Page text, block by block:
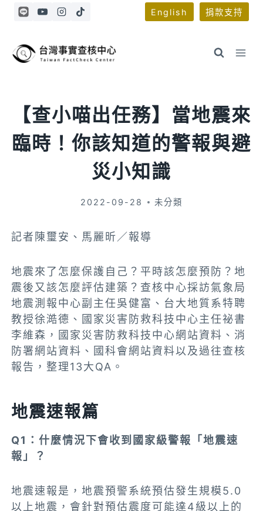
Skip
English 捐款支持
【查小喵出任務】當地震來
臨時！你該知道的警報與避
災小知識
2022-09-28 未分類
記者陳璽安、馬麗昕／報導
地震來了怎麼保護自己？平時該怎麼預防？地
震後又該怎麼評估建築？ 查核中心採訪氣象局
地震測報中心副主任吳健富、台大地質系特聘
教授徐澔德、國家災害防救科技中心主任祕書
李維森，國家災害防救科技中心網站資料、消
防署網站資料、國科會網站資料以及過往查核
報告，整理13大QA。
地震速報篇
Q1 ：什麼情況下會收到國家級警報「地震速
報」？
地震速報是，地震預警系統預估發生規模5.0
以上地震，會針對預估震度可能達4級以上的